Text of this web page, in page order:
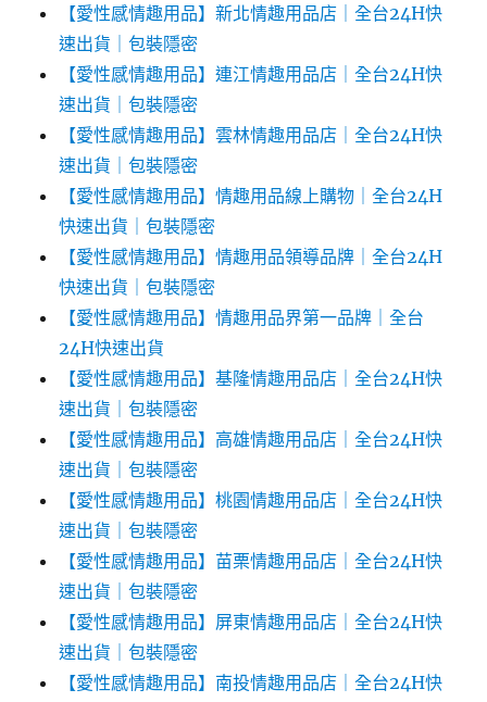
【愛性感情趣用品】新北情趣用品店｜全台24H快
速出貨｜包裝隱密
【愛性感情趣用品】連江情趣用品店｜全台24H快
速出貨｜包裝隱密
【愛性感情趣用品】雲林情趣用品店｜全台24H快
速出貨｜包裝隱密
【愛性感情趣用品】情趣用品線上購物｜全台24H
快速出貨｜包裝隱密
【愛性感情趣用品】情趣用品領導品牌｜全台24H
快速出貨｜包裝隱密
【愛性感情趣用品】情趣用品界第一品牌｜全台
24H快速出貨
【愛性感情趣用品】基隆情趣用品店｜全台24H快
速出貨｜包裝隱密
【愛性感情趣用品】高雄情趣用品店｜全台24H快
速出貨｜包裝隱密
【愛性感情趣用品】桃園情趣用品店｜全台24H快
速出貨｜包裝隱密
【愛性感情趣用品】苗栗情趣用品店｜全台24H快
速出貨｜包裝隱密
【愛性感情趣用品】屏東情趣用品店｜全台24H快
速出貨｜包裝隱密
【愛性感情趣用品】南投情趣用品店｜全台24H快